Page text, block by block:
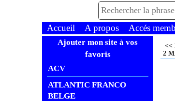
Accueil A propos Accés
Ajouter mon site à vos
favoris
ACV
ATLANTIC FRANCO
BELGE
<<
2